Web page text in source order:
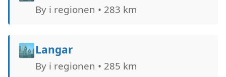
By i regionen • 283 km
🏙️Langar
By i regionen • 285 km